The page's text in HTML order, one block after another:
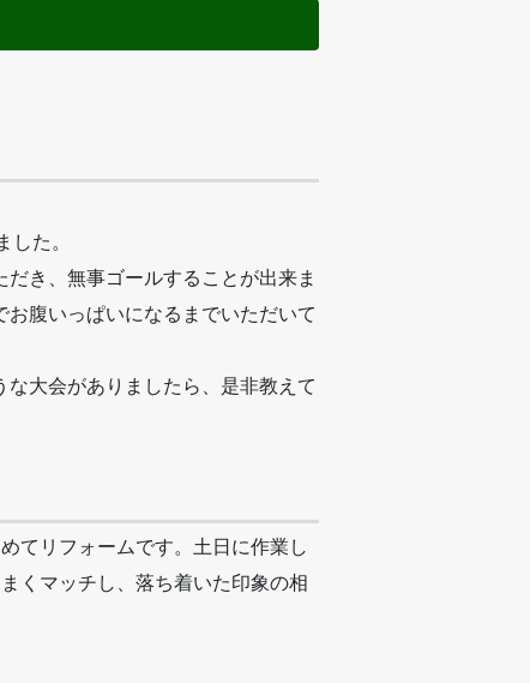
た。
き、無事ゴールすることが出来ま
腹いっぱいになるまでいただいて
大会がありましたら、是非教えて
てリフォームです。土日に作業し
くマッチし、落ち着いた印象の相